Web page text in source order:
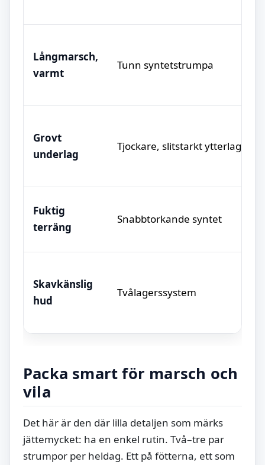
Långmarsch,
varmt
Tunn syntetstrumpa
Grovt
underlag
Tjockare, slitstarkt ytterlager
Fuktig
terräng
Snabbtorkande syntet
Skavkänslig
hud
Tvålagerssystem
Packa smart för marsch och
vila
Det här är den där lilla detaljen som märks
jättemycket: ha en enkel rutin. Två–tre par
strumpor per heldag. Ett på fötterna, ett som